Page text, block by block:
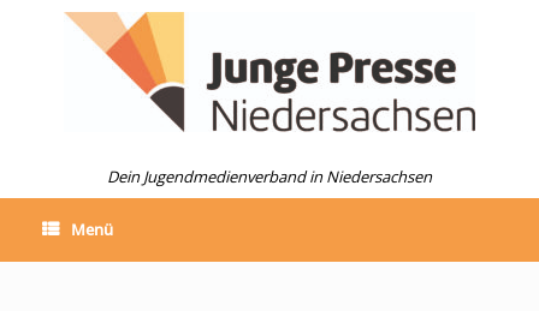
Dein Jugendmedienverband in Niedersachsen
Menü